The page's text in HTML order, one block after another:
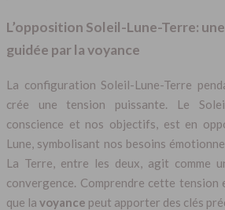
L’opposition Soleil-Lune-Terre:
guidée par la voyance
La configuration Soleil-Lune-Terre
crée une tension puissante. Le
conscience et nos objectifs, est en
Lune, symbolisant nos besoins
La Terre, entre les deux, agit comme
convergence. Comprendre cette tension
que la voyance peut apporter des clés